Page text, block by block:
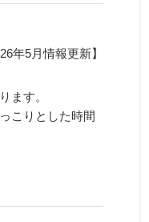
年5月情報更新】
ます。
こりとした時間